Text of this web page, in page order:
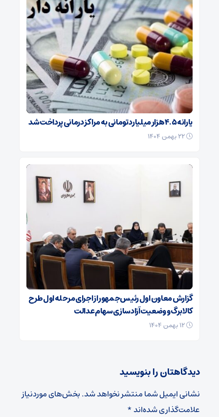
یارانه ۴.۵ هزار میلیارد تومانی به مراکز درمانی پرداخت شد
گزارش معاون اول رئیس‌جمهور از اجرای مرحله اول طرح
کالابرگ و وضعیت آزادسازی سهام عدالت
دیدگاهتان را بنویسید
نشانی ایمیل شما منتشر نخواهد شد.بخش‌های موردنیاز
علامت‌گذاری شده‌اند*